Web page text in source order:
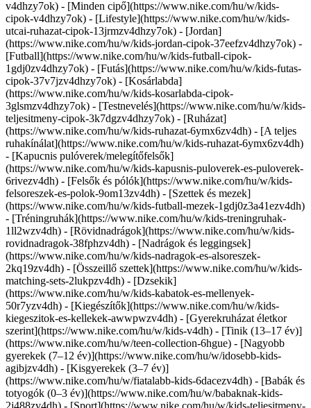
v4dhzy7ok) - [Minden cipő](https://www.nike.com/hu/w/kids-
cipok-v4dhzy7ok) - [Lifestyle](https://www.nike.com/hu/w/kids-
utcai-ruhazat-cipok-13jrmzv4dhzy7ok) - [Jordan]
(https://www.nike.com/hu/w/kids-jordan-cipok-37eefzv4dhzy7ok) -
[Futball](https://www.nike.com/hu/w/kids-futball-cipok-
1gdj0zv4dhzy7ok) - [Futás](https://www.nike.com/hu/w/kids-futas-
cipok-37v7jzv4dhzy7ok) - [Kosárlabda]
(https://www.nike.com/hu/w/kids-kosarlabda-cipok-
3glsmzv4dhzy7ok) - [Testnevelés](https://www.nike.com/hu/w/kids-
teljesitmeny-cipok-3k7dgzv4dhzy7ok) - [Ruházat]
(https://www.nike.com/hu/w/kids-ruhazat-6ymx6zv4dh) - [A teljes
ruhakínálat](https://www.nike.com/hu/w/kids-ruhazat-6ymx6zv4dh)
- [Kapucnis pulóverek/melegítőfelsők]
(https://www.nike.com/hu/w/kids-kapusnis-puloverek-es-puloverek-
6rivezv4dh) - [Felsők és pólók](https://www.nike.com/hu/w/kids-
felsoreszek-es-polok-9om13zv4dh) - [Szettek és mezek]
(https://www.nike.com/hu/w/kids-futball-mezek-1gdj0z3a41ezv4dh)
- [Tréningruhák](https://www.nike.com/hu/w/kids-treningruhak-
1ll2wzv4dh) - [Rövidnadrágok](https://www.nike.com/hu/w/kids-
rovidnadragok-38fphzv4dh) - [Nadrágok és leggingsek]
(https://www.nike.com/hu/w/kids-nadragok-es-alsoreszek-
2kq19zv4dh) - [Összeillő szettek](https://www.nike.com/hu/w/kids-
matching-sets-2lukpzv4dh) - [Dzsekik]
(https://www.nike.com/hu/w/kids-kabatok-es-mellenyek-
50r7yzv4dh) - [Kiegészítők](https://www.nike.com/hu/w/kids-
kiegeszitok-es-kellekek-awwpwzv4dh) - [Gyerekruházat életkor
szerint](https://www.nike.com/hu/w/kids-v4dh) - [Tinik (13–17 év)]
(https://www.nike.com/hu/w/teen-collection-6hgue) - [Nagyobb
gyerekek (7–12 év)](https://www.nike.com/hu/w/idosebb-kids-
agibjzv4dh) - [Kisgyerekek (3–7 év)]
(https://www.nike.com/hu/w/fiatalabb-kids-6dacezv4dh) - [Babák és
totyogók (0–3 év)](https://www.nike.com/hu/w/babaknak-kids-
2j488zv4dh) - [Sport](https://www.nike.com/hu/w/kids-teljesitmeny-